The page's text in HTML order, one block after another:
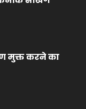
मुक्त करने का